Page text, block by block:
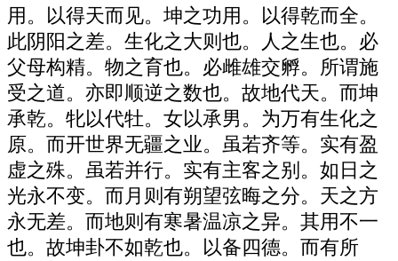
用。以得天而见。坤之功用。以得乾而全。
此阴阳之差。生化之大则也。人之生也。必
父母构精。物之育也。必雌雄交孵。所谓施
受之道。亦即顺逆之数也。故地代天。而坤
承乾。牝以代牡。女以承男。为万有生化之
原。而开世界无疆之业。虽若齐等。实有盈
虚之殊。虽若并行。实有主客之别。如日之
光永不变。而月则有朔望弦晦之分。天之方
永无差。而地则有寒暑温凉之异。其用不一
也。故坤卦不如乾也。以备四德。而有所